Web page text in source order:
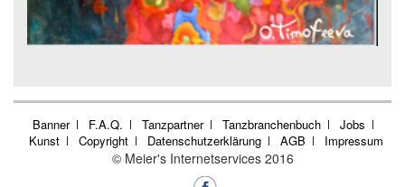
Banner F.A.Q. Tanzpartner Tanzbranchenbuch
Jobs
Kunst
Copyright Datenschutzerklärung AGB Impressum
© Meier's Internetservices 2016